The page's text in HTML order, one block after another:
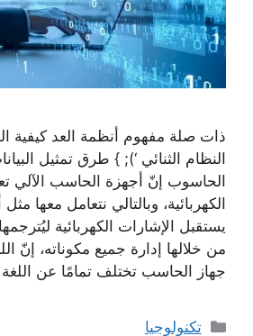
ذات صلة مفهوم أنظمة العد كيفية
النظام الثنائي ‘); } طرق تمثيل
الحاسوب إنّ أجهزة الحاسب الآلي
الكهربائية، وبالتالي نتعامل معها
يستقبل الإشارات الكهربائية
من خلالها إدارة جميع مكوناته، إنّ
جهاز الحاسب تختلف تمامًا عن
التصنيفات
تكنولوجيا